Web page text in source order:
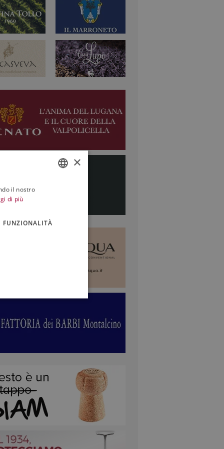
×
il nostro
di più
FUNZIONALITÀ